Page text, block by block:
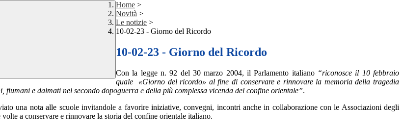
Home >
Novità >
Le notizie >
10-02-23 - Giorno del Ricordo
10-02-23 - Giorno del Ricordo
Con la legge n. 92 del 30 marzo 2004, il Parlamento italiano “riconosce il 10 febbraio
quale «Giorno del ricordo» al fine di conservare e rinnovare la memoria della tragedia
e dalmati nel secondo dopoguerra e della più complessa vicenda del confine orientale”.
una nota alle scuole invitandole a favorire iniziative, convegni, incontri anche in collaborazione con le Associazioni degli
a conservare e rinnovare la storia del confine orientale italiano.